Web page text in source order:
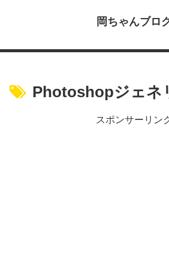
岡ちゃんブロ
Photoshopジェネ
スポンサーリン